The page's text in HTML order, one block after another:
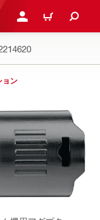
ログイン・新規オンライ
カート
ョン